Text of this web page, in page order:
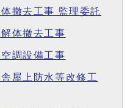
撤去工事 監理委託
体撤去工事
調設備工事
屋上防水等改修工